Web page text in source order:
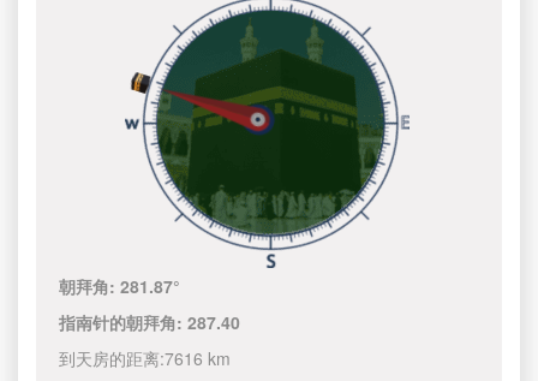
朝拜角:281.87°
指南针的朝拜角:287.40
到天房的距离:7616 km